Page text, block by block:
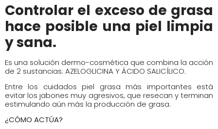
Controlar el exceso de grasa
hace posible una piel limpia
y sana.
Es una solución dermo-cosmética que combina la acción
de 2 sustancias: AZELOGLICINA Y ÁCIDO SALICÍLICO.
Entre los cuidados piel grasa más importantes está
evitar los jabones muy agresivos, que resecan y terminan
estimulando aún más la producción de grasa.
¿CÓMO ACTÚA?